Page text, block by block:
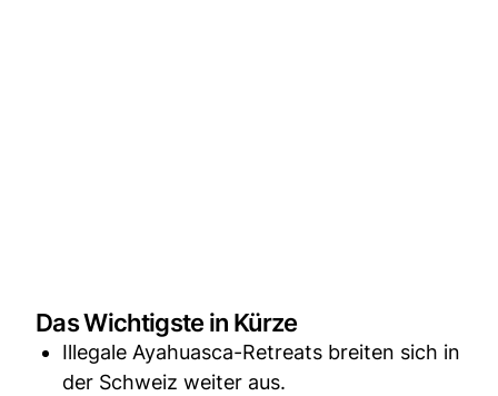
Das Wichtigste in Kürze
Illegale Ayahuasca-Retreats breiten sich in
der Schweiz weiter aus.